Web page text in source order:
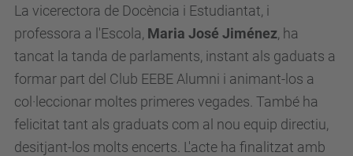
La vicerectora de Docència i Estudiantat, i
professora a l'Escola, Maria José Jiménez, ha
tancat la tanda de parlaments, instant als gaduats a
formar part del Club EEBE Alumni i animant-los a
col·leccionar moltes primeres vegades. També ha
felicitat tant als graduats com al nou equip directiu,
desitjant-los molts encerts. L'acte ha finalitzat amb